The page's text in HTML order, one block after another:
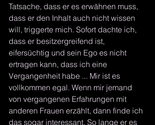
Tatsache, dass er es erwähnen muss,
dass er den Inhalt auch nicht wissen
will, triggerte mich. Sofort dachte ich,
dass er besitzergreifend ist,
eifersüchtig und sein Ego es nicht
ertragen kann, dass ich eine
Vergangenheit habe ... Mir ist es
vollkommen egal. Wenn mir jemand
von vergangenen Erfahrungen mit
anderen Frauen erzählt, dann finde ich
das sogar interessant. So lange er es